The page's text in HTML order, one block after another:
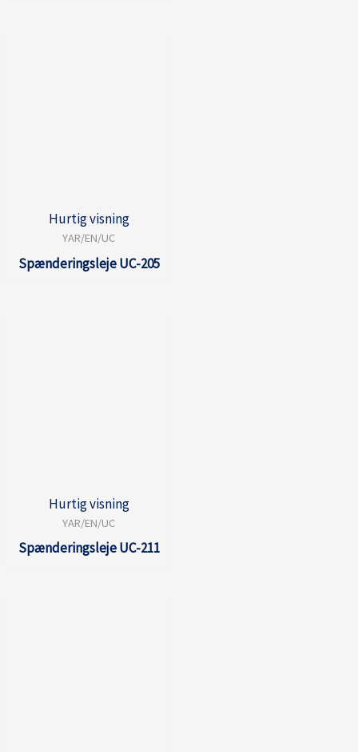
Hurtig visning
YAR/EN/UC
Spænderingsleje UC-205
Hurtig visning
YAR/EN/UC
Spænderingsleje UC-211